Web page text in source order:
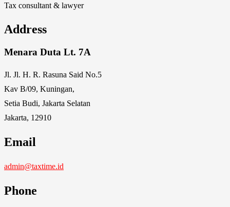
Tax consultant & lawyer
Address
Menara Duta Lt. 7A
Jl. Jl. H. R. Rasuna Said No.5
Kav B/09, Kuningan,
Setia Budi, Jakarta Selatan
Jakarta, 12910
Email
admin@taxtime.id
Phone